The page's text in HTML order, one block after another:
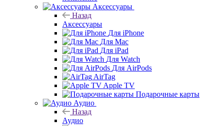
Аксессуары
Назад
Аксессуары
Для iPhone
Для Mac
Для iPad
Для Watch
Для AirPods
AirTag
Apple TV
Подарочные карты
Аудио
Назад
Аудио